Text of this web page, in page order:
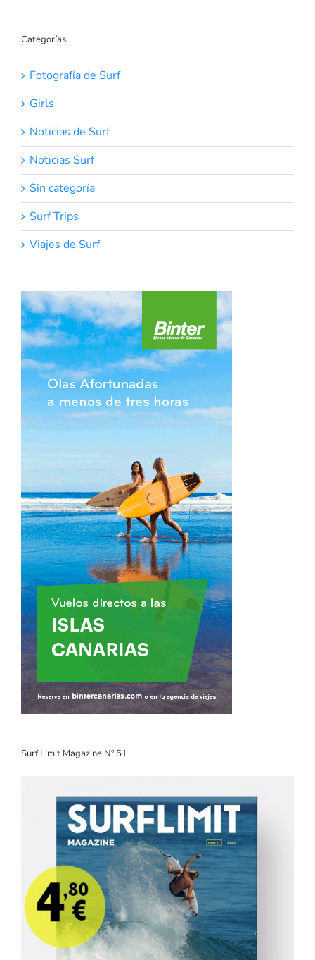
Categorías
Fotografía de Surf
Girls
Noticias de Surf
Noticias Surf
Sin categoría
Surf Trips
Viajes de Surf
Surf Limit Magazine Nº 51